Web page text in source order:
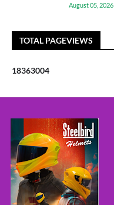
August 05, 2026
TOTAL PAGEVIEWS
18363004